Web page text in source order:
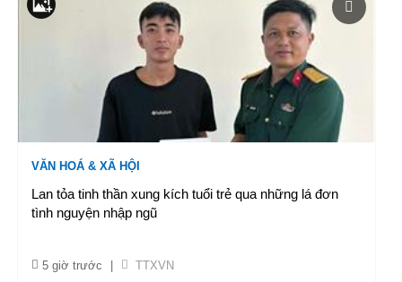
VĂN HOÁ & XÃ HỘI
Lan tỏa tinh thần xung kích tuổi trẻ qua những lá đơn
tình nguyện nhập ngũ
5 giờ trước TTXVN